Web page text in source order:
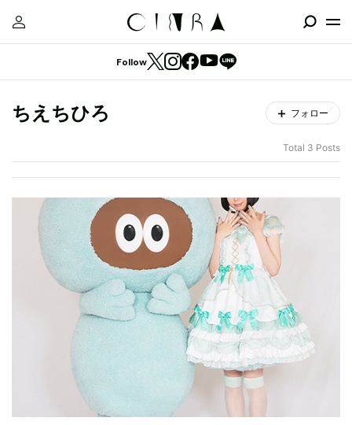
Follow
ちえちひろ フォロー
Total 3 Posts